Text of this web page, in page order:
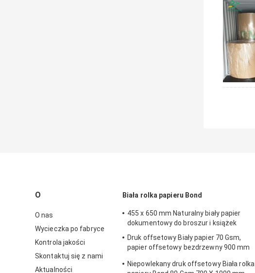
O
O nas
Wycieczka po fabryce
Kontrola jakości
Skontaktuj się z nami
Aktualności
Biała rolka papieru Bond
455 x 650 mm Naturalny biały papier
dokumentowy do broszur i książek
Druk offsetowy Biały papier 70 Gsm,
papier offsetowy bezdrzewny 900 mm
Niepowlekany druk offsetowy Biała rolka